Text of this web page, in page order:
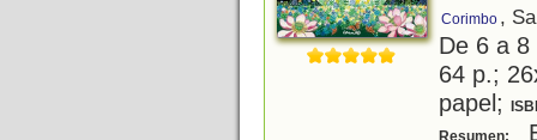
Corimbo ,
De 6 a
64 p.;
papel;